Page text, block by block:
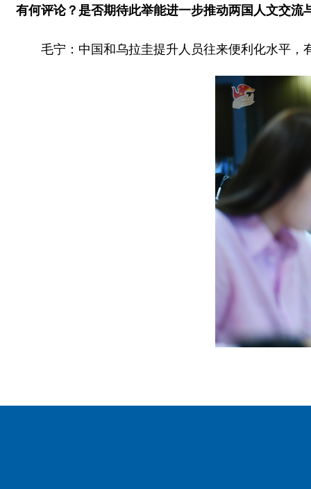
有何评论？是否期待此举能进一步推动两国人文交流
毛宁：中国和乌拉圭提升人员往来便利化水平